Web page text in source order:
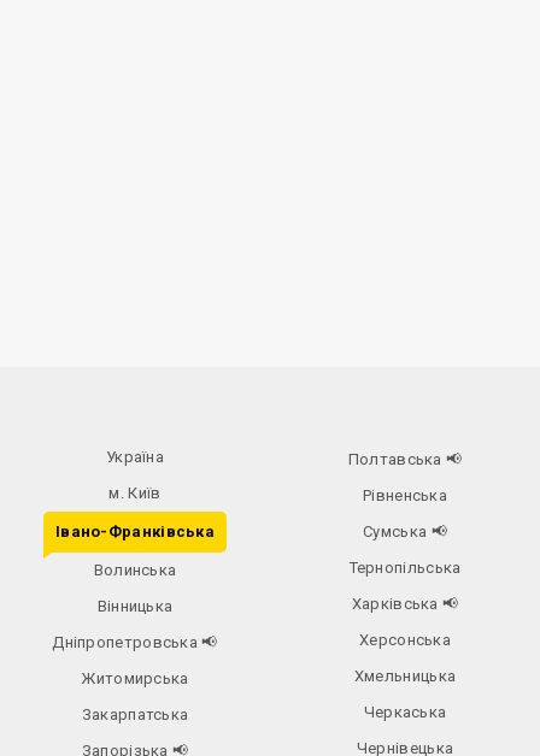
Україна
м. Київ
Івано-Франківська
Волинська
Вінницька
Дніпропетровська📢
Житомирська
Закарпатська
Запорізька 📢
Полтавська 📢
Рівненська
Сумська 📢
Тернопільська
Харківська 📢
Херсонська
Хмельницька
Черкаська
Чернівецька